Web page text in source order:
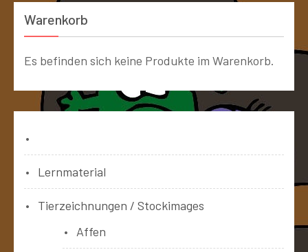
Warenkorb
Es befinden sich keine Produkte im Warenkorb.
Lernmaterial
Tierzeichnungen / Stockimages
Affen